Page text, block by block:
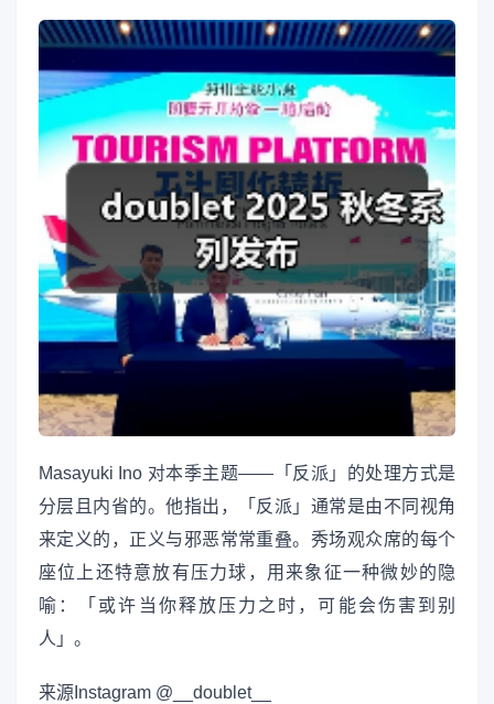
Masayuki Ino 对本季主题——「反派」的处理方式是
分层且内省的。他指出，「反派」通常是由不同视角
来定义的，正义与邪恶常常重叠。秀场观众席的每个
座位上还特意放有压力球，用来象征一种微妙的隐
喻：「或许当你释放压力之时，可能会伤害到别
人」。
来源 Instagram @__doublet__